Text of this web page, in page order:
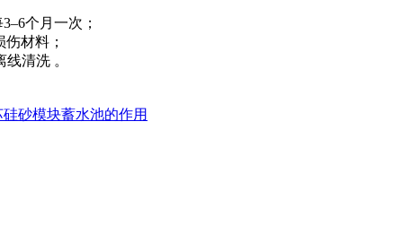
个月一次；
材料；
清洗 。
硅砂模块蓄水池的作用